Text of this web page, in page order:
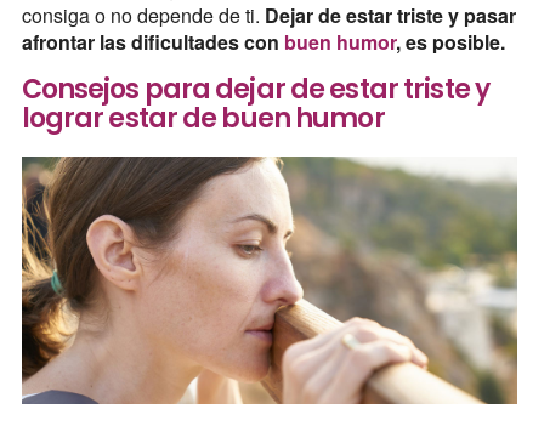
consiga o no depende de ti. Dejar de estar triste y pasar
afrontar las dificultades con buen humor, es posible.
Consejos para dejar de estar triste y
lograr estar de buen humor